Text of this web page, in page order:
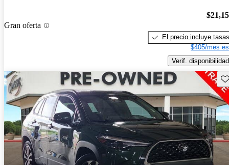
Gran oferta
El precio incluye tasas
$405/mes
Verif. disponibilidad